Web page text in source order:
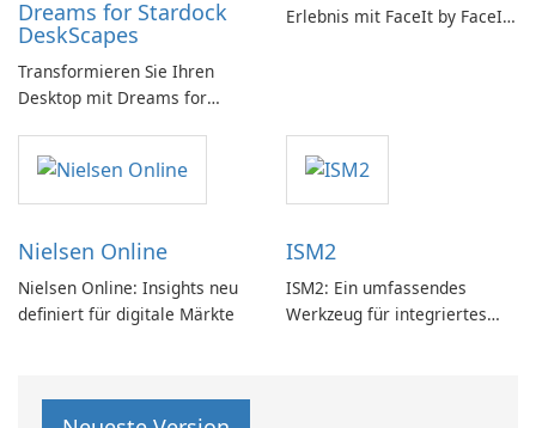
Dreams for Stardock
DeskScapes
Transformieren Sie Ihren
Desktop mit Dreams for
Erlebnis mit FaceIt by FaceIt
Nielsen Online
Nielsen Online: Insights neu
definiert für digitale Märkte
ISM2
ISM2: Ein umfassendes
Werkzeug für integriertes